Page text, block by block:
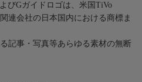
びGガイドロゴは、米国TiVo
連会社の日本国内における商標ま
記事・写真等あらゆる素材の無断